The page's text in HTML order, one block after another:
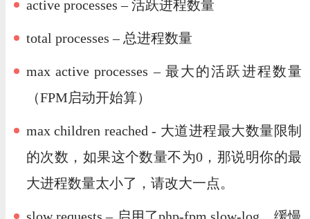
active processes – 活跃进程数量
total processes – 总进程数量
max active processes – 最大的活跃进程数量
（FPM启动开始算）
max children reached - 大道进程最大数量限制
的次数，如果这个数量不为0，那说明你的最
大进程数量太小了，请改大一点。